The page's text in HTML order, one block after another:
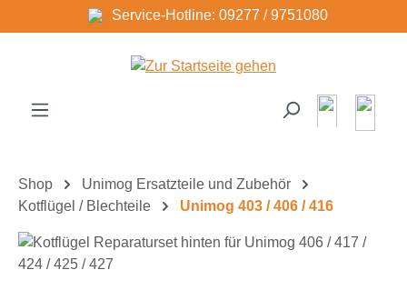
Zum Hauptinhalt springenService-Hotline: 09277 / 9751080
Shop
Unimog Ersatzteile und Zubehör
Kotflügel / Blechteile
Unimog 403 / 406 / 416
Bildergalerie überspringen